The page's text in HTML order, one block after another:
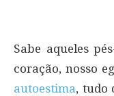
Sabe aqueles
coração, nosso
autoestima, tudo